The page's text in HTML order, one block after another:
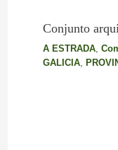
Conjunto
A ESTRADA,
GALICIA,